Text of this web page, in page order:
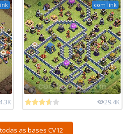
com link
29.4K
as bases CV12